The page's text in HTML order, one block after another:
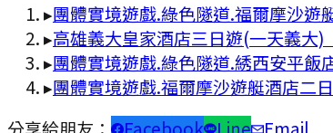
▸團體實境遊戲.綠色隧道.福爾摩沙遊
▸高雄義大皇家酒店三日遊(一天義大)
▸團體實境遊戲.綠色隧道.綉西安平飯
▸團體實境遊戲.福爾摩沙遊艇酒店二